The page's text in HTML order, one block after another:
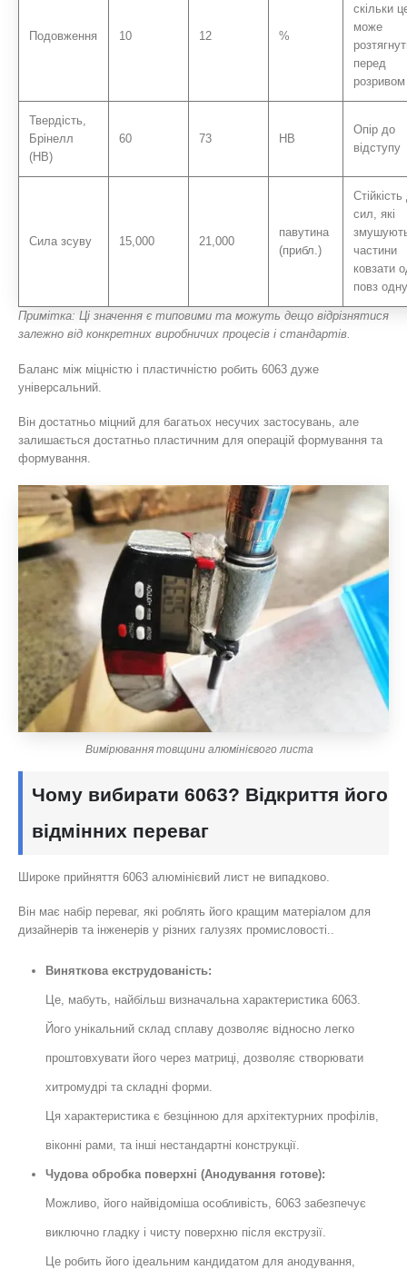
Подовження 10 12 %
скільки
може
перед
розривом
Твердість,
Брінелл
(HB)
60 73 HB
Опір до
відступу
Сила зсуву 15,000 21,000
павутина
(прибл.)
сил, які
частини
ковзати
повз
Примітка: Ці значення є типовими та можуть дещо відрізнятися
залежно від конкретних виробничих процесів і стандартів.
Баланс між міцністю і пластичністю робить 6063 дуже
універсальний.
Він достатньо міцний для багатьох несучих застосувань, але
залишається достатньо пластичним для операцій формування та
формування.
Вимірювання товщини алюмінієвого листа
Чому вибирати 6063? Відкриття його
відмінних переваг
Широке прийняття 6063 алюмінієвий лист не випадково.
Він має набір переваг, які роблять його кращим матеріалом для
дизайнерів та інженерів у різних галузях промисловості..
Виняткова екструдованість:
Це, мабуть, найбільш визначальна характеристика 6063.
Його унікальний склад сплаву дозволяє відносно легко
проштовхувати його через матриці, дозволяє створювати
хитромудрі та складні форми.
Ця характеристика є безцінною для архітектурних профілів,
віконні рами, та інші нестандартні конструкції.
Чудова обробка поверхні (Анодування готове):
Можливо, його найвідоміша особливість, 6063 забезпечує
виключно гладку і чисту поверхню після екструзії.
Це робить його ідеальним кандидатом для анодування,